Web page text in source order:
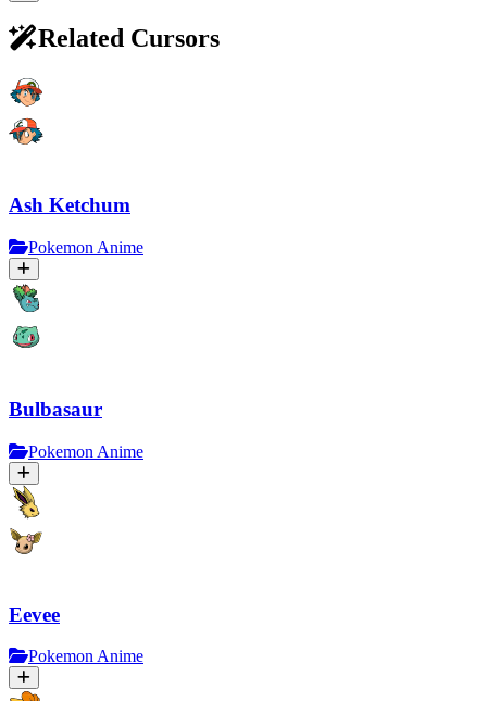
Related Cursors
Ash Ketchum
Pokemon Anime
Bulbasaur
Pokemon Anime
Eevee
Pokemon Anime